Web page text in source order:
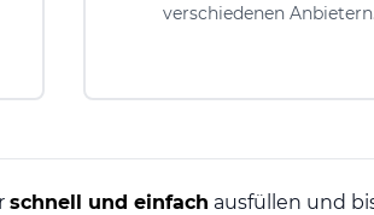
verschiedenen Anbietern.
schnell und einfach ausfüllen und